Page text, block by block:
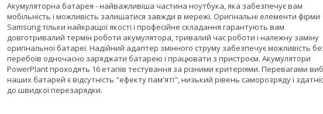
Акумуляторна батарея - найважливіша частина ноутбука, яка забезпечує вам
мобільність і можливість залишатися завжди в мережі. Оригінальні елементи фірми
Samsung тільки найкращої якості і професійне складання гарантують вам
довготривалий термін роботи акумулятора, тривалий час роботи і належну заміну
оригінальної батареї. Надійний адаптер змінного струму забезпечує можливість
перебоїв одночасно заряджати батарею і працювати з пристроєм. Акумулятори
PowerPlant проходять 16 етапів тестування за різними критеріями. Перевагами
наших батарей є відсутність "ефекту пам'яті", низький рівень саморозряду і
до швидкої перезарядки.